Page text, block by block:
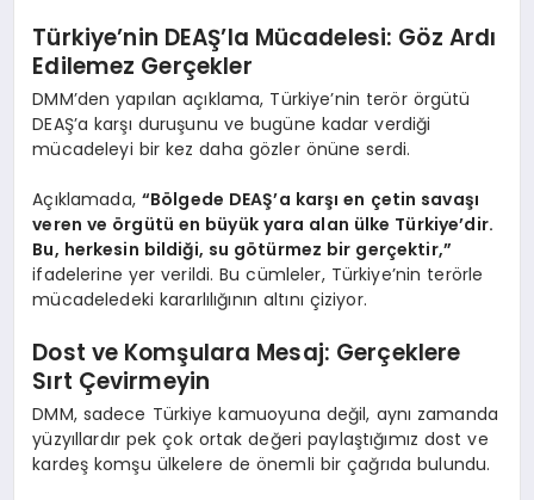
Türkiye’nin DEAŞ’la Mücadelesi: Göz Ardı
Edilemez Gerçekler
DMM’den yapılan açıklama, Türkiye’nin terör örgütü
DEAŞ’a karşı duruşunu ve bugüne kadar verdiği
mücadeleyi bir kez daha gözler önüne serdi.
Açıklamada, “Bölgede DEAŞ’a karşı en çetin savaşı
veren ve örgütü en büyük yara alan ülke Türkiye’dir.
Bu, herkesin bildiği, su götürmez bir gerçektir,”
ifadelerine yer verildi. Bu cümleler, Türkiye’nin terörle
mücadeledeki kararlılığının altını çiziyor.
Dost ve Komşulara Mesaj: Gerçeklere
Sırt Çevirmeyin
DMM, sadece Türkiye kamuoyuna değil, aynı zamanda
yüzyıllardır pek çok ortak değeri paylaştığımız dost ve
kardeş komşu ülkelere de önemli bir çağrıda bulundu.